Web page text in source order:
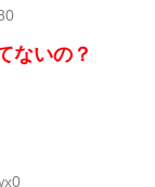
ないの？